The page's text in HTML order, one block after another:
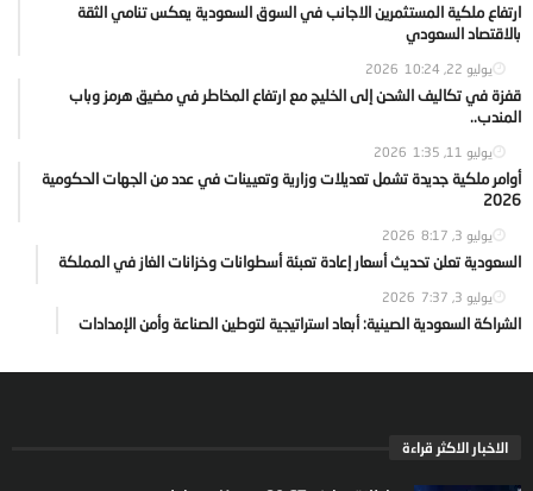
ارتفاع ملكية المستثمرين الاجانب في السوق السعودية يعكس تنامي الثقة
بالاقتصاد السعودي
يوليو 22, 2026 10:24
قفزة في تكاليف الشحن إلى الخليج مع ارتفاع المخاطر في مضيق هرمز وباب
المندب..
يوليو 11, 2026 1:35
أوامر ملكية جديدة تشمل تعديلات وزارية وتعيينات في عدد من الجهات الحكومية
2026
يوليو 3, 2026 8:17
السعودية تعلن تحديث أسعار إعادة تعبئة أسطوانات وخزانات الغاز في المملكة
يوليو 3, 2026 7:37
الشراكة السعودية الصينية: أبعاد استراتيجية لتوطين الصناعة وأمن الإمدادات
الاخبار الاكثر قراءة